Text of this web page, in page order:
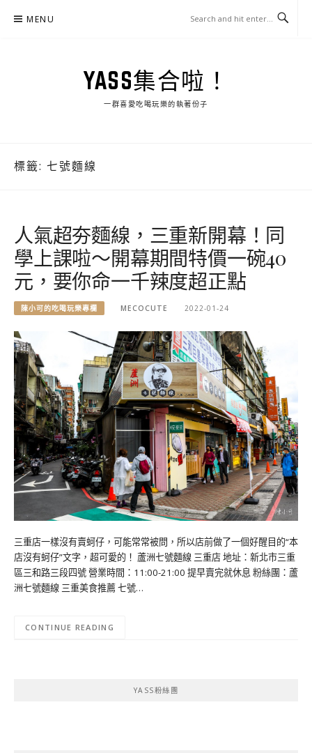
MENU
YASS集合啦！
一群喜愛吃喝玩樂的執著份子
標籤: 七號麵線
人氣超夯麵線，三重新開幕！同
學上課啦～開幕期間特價一碗40
元，要你命一千辣度超正點
陳小可的吃喝玩樂專欄 MECOCUTE 2022-01-24
三重店一樣沒有賣蚵仔，可能常常被問，所以店前做了一個好醒目的“本
店沒有蚵仔”文字，超可愛的！ 蘆洲七號麵線 三重店 地址：新北市三重
區三和路三段四號 營業時間：11:00-21:00 提早賣完就休息 粉絲團：蘆
洲七號麵線 三重美食推薦 七號…
CONTINUE READING
YASS粉絲團